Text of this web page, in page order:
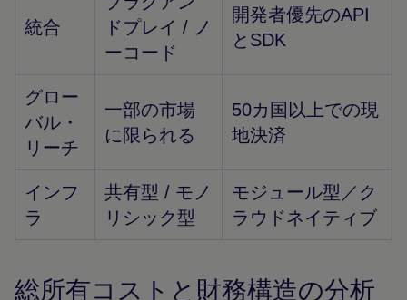
統合
ドプレイ / ノ
ーコード
開発者優先のAPI
とSDK
グロー
バル・
リーチ
一部の市場
に限られる
50カ国以上での現
地決済
インフ
ラ
共有型 / モノ
リシック型
モジュール型／ク
ラウドネイティブ
総所有コストと財務構造の分析